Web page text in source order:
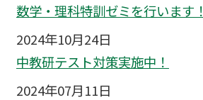
数学・理科特訓ゼミを行います！
2024年10月24日
中教研テスト対策実施中！
2024年07月11日